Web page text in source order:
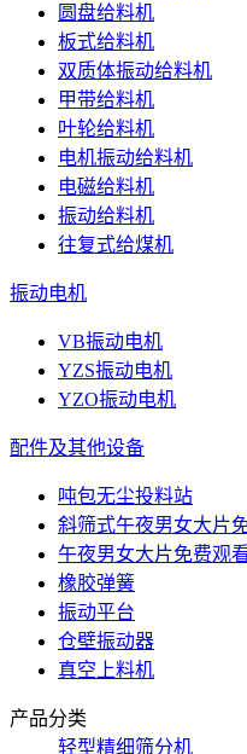
圆盘给料机
板式给料机
双质体振动给料机
甲带给料机
叶轮给料机
电机振动给料机
电磁给料机
振动给料机
往复式给煤机
振动电机
VB振动电机
YZS振动电机
YZO振动电机
配件及其他设备
吨包无尘投料站
斜筛式午夜男女大片
午夜男女大片免费观
橡胶弹簧
振动平台
仓壁振动器
真空上料机
产品分类
轻型精细筛分机